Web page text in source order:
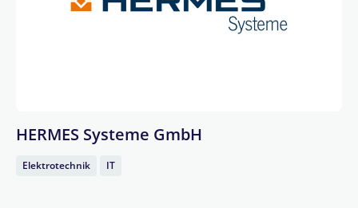
HERMES Systeme GmbH
Elektrotechnik IT